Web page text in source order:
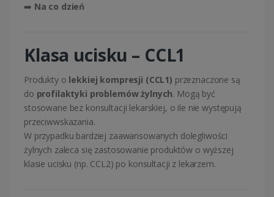
➡️ Na co dzień
Klasa ucisku – CCL1
Produkty o lekkiej kompresji (CCL1) przeznaczone są
do profilaktyki problemów żylnych. Mogą być
stosowane bez konsultacji lekarskiej, o ile nie występują
przeciwwskazania.
W przypadku bardziej zaawansowanych dolegliwości
żylnych zaleca się zastosowanie produktów o wyższej
klasie ucisku (np. CCL2) po konsultacji z lekarzem.